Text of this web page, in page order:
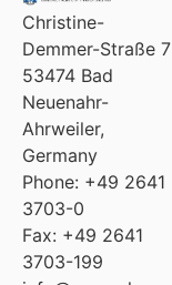
Christine-
Demmer-Straße 7
53474 Bad
Neuenahr-
Ahrweiler,
Germany
Phone: +49 2641
3703-0
Fax: +49 2641
3703-199